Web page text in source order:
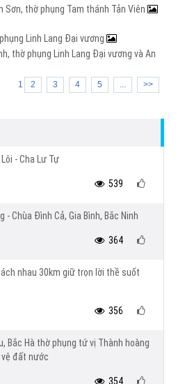
Sơn, thờ phụng Tam thánh Tản Viên
Linh Lang Đại vương
thờ phụng Linh Lang Đại vương và An
1 2 3 4 5 ... >>
- Cha Lư Tự
539
- Chùa Đình Cả, Gia Bình, Bắc Ninh
364
nhau 30km giữ trọn lời thề suốt
356
Bắc Hà thờ phụng tứ vị Thành hoàng
đất nước
354